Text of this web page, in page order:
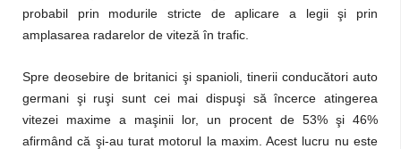
probabil prin modurile stricte de aplicare a legii şi prin
amplasarea radarelor de viteză în trafic.
Spre deosebire de britanici şi spanioli, tinerii conducători auto
germani şi ruşi sunt cei mai dispuşi să încerce atingerea
vitezei maxime a maşinii lor, un procent de 53% şi 46%
afirmând că şi-au turat motorul la maxim. Acest lucru nu este